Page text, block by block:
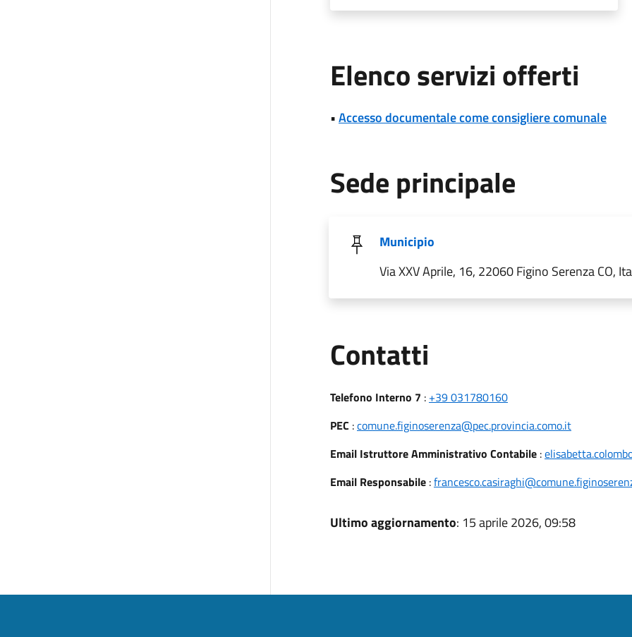
Elenco servizi offerti
•Accesso documentale come consigliere comunale
Sede principale
Municipio
Via XXV Aprile, 16, 22060 Figino Serenza CO,
Contatti
Telefono Interno 7 : +39 031780160
PEC :comune.figinoserenza@pec.provincia.como.it
Email Istruttore Amministrativo Contabile:
Email Responsabile:
Ultimo aggiornamento: 15 aprile 2026, 09:58